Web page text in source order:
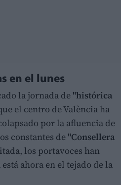
en el lunes
la jornada de "histórica
el centro de València ha
por la afluencia de
constantes de "Consellera
los portavoces han
ahora en el tejado de la